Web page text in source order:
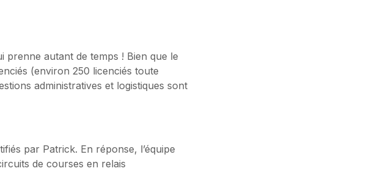
prenne autant de temps ! Bien que le
(environ 250 licenciés toute
administratives et logistiques sont
par Patrick. En réponse, l’équipe
de courses en relais